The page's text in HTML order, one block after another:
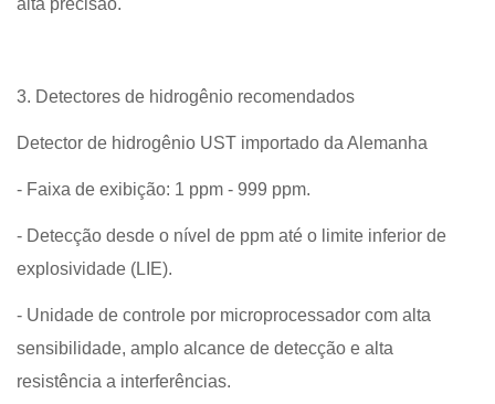
alta precisão.
3. Detectores de hidrogênio recomendados
Detector de hidrogênio UST importado da Alemanha
- Faixa de exibição: 1 ppm - 999 ppm.
- Detecção desde o nível de ppm até o limite inferior de
explosividade (LIE).
- Unidade de controle por microprocessador com alta
sensibilidade, amplo alcance de detecção e alta
resistência a interferências.